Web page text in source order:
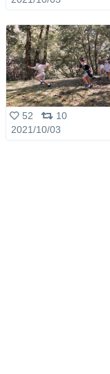
52
10
2021/10/03